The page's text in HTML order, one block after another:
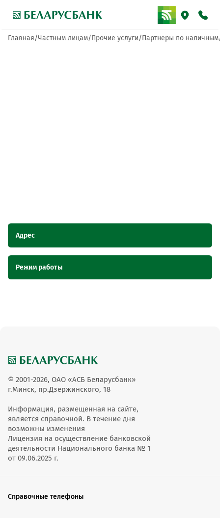
Главная Частным лицам Прочие услуги Партнеры по наличным
Адрес
пункта
Режим работы
© 2001-2026, ОАО «АСБ Беларусбанк»
г.Минск, пр.Дзержинского, 18
Информация, размещенная на сайте,
является справочной. В течение дня
возможны изменения
Лицензия на осуществление банковской
деятельности Национального банка № 1
от 09.06.2025 г.
Справочные телефоны